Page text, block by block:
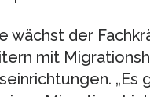
wächst der
mit
„Es